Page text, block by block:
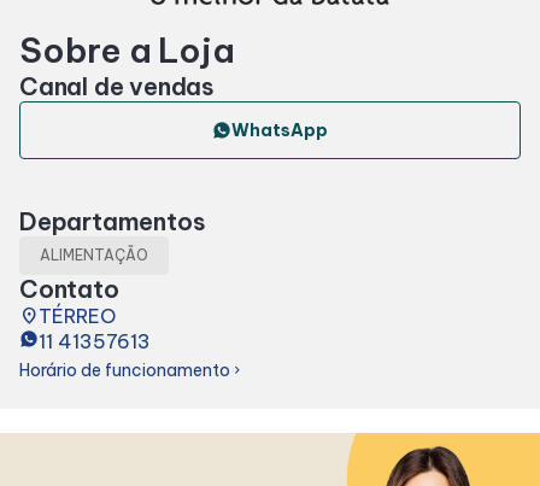
Cinema
Lojas e Restaurantes
Lojas
Sobre a Loja
Canal de vendas
WhatsApp
Departamentos
ALIMENTAÇÃO
Contato
placeTÉRREO
11 41357613
Horário de funcionamento chevron_right